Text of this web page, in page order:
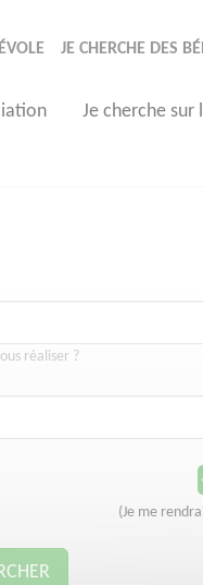
JE CHERCHE DES
Je cherche sur
réaliser ?
(Je me